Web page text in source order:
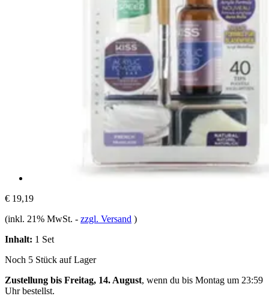
€ 19,19
(inkl. 21% MwSt. - zzgl. Versand )
Inhalt: 1 Set
Noch 5 Stück auf Lager
Zustellung bis Freitag, 14. August, wenn du bis Montag um 23:59
Uhrbestellst.